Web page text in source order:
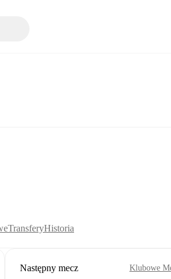
TransferyHistoria
Następny mecz Klubowe